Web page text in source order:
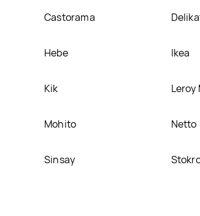
Castorama
Hebe Ikea
Kik Leroy
Mohito Netto
Sinsay